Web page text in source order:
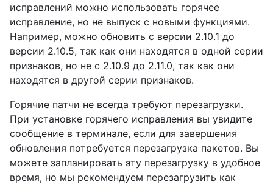
исправлений можно использовать горячее
исправление, но не выпуск с новыми функциями.
Например, можно обновить с версии 2.10.1 до
версии 2.10.5, так как они находятся в одной серии
признаков, но не с 2.10.9 до 2.11.0, так как они
находятся в другой серии признаков.
Горячие патчи не всегда требуют перезагрузки.
При установке горячего исправления вы увидите
сообщение в терминале, если для завершения
обновления потребуется перезагрузка пакетов. Вы
можете запланировать эту перезагрузку в удобное
время, но мы рекомендуем перезагрузить как